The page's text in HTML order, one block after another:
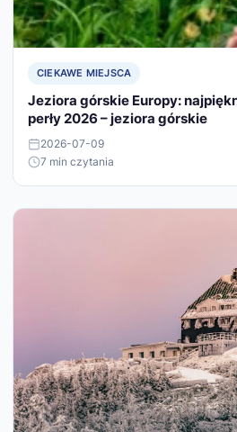
CIEKAWE MIEJSCA
Jeziora górskie Europy:
perły 2026 – jeziora górskie
2026-07-09
7 min czytania